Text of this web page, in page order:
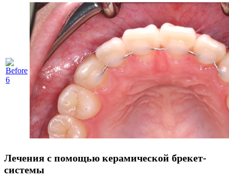
Лечения с помощью керамической брекет-
системы